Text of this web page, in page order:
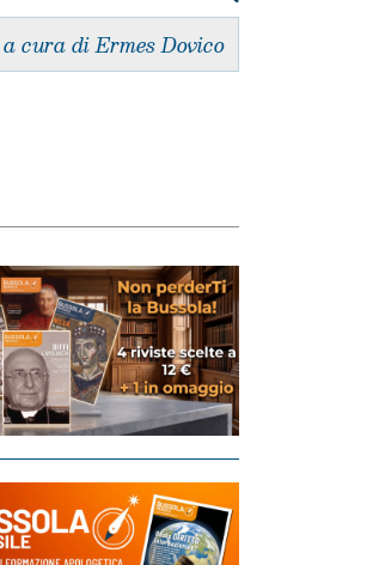
a cura di Ermes Dovico